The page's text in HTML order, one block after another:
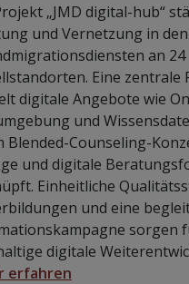
„JMD digital-hub“
und Vernetzung in den
an 24
Eine zentrale
digitale Angebote wie
und
Blended-Counseling-
und digitale
Einheitliche
und eine
sorgen
digitale
erfahren